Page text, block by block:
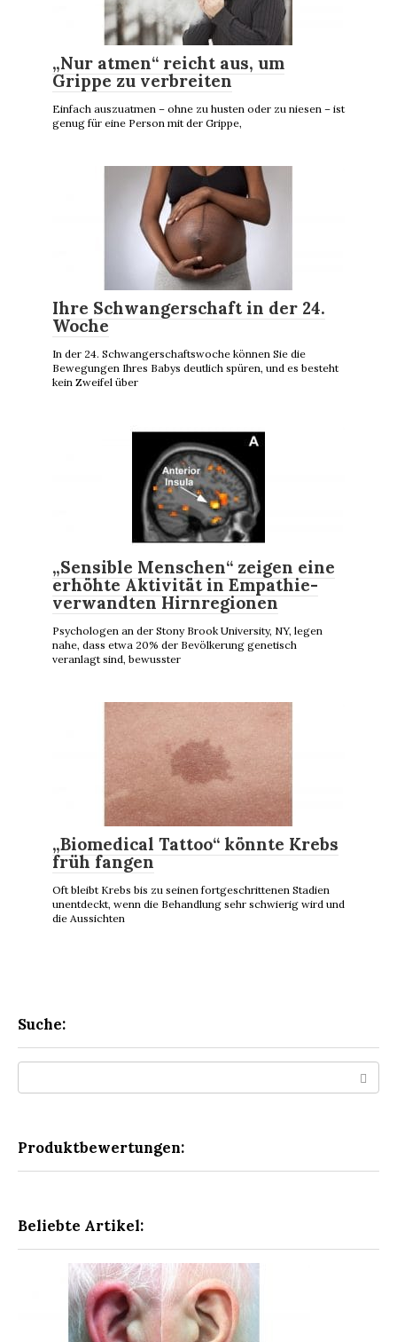
„Nur atmen“ reicht aus, um
Grippe zu verbreiten
Einfach auszuatmen – ohne zu husten oder zu niesen – ist
genug für eine Person mit der Grippe,
Ihre Schwangerschaft in der 24.
Woche
In der 24. Schwangerschaftswoche können Sie die
Bewegungen Ihres Babys deutlich spüren, und es besteht
kein Zweifel über
„Sensible Menschen“ zeigen eine
erhöhte Aktivität in Empathie-
verwandten Hirnregionen
Psychologen an der Stony Brook University, NY, legen
nahe, dass etwa 20% der Bevölkerung genetisch
veranlagt sind, bewusster
„Biomedical Tattoo“ könnte Krebs
früh fangen
Oft bleibt Krebs bis zu seinen fortgeschrittenen Stadien
unentdeckt, wenn die Behandlung sehr schwierig wird und
die Aussichten
Suche:
Produktbewertungen:
Beliebte Artikel: